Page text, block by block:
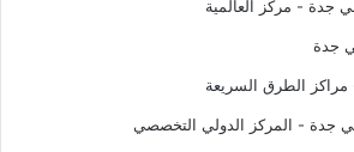
جدة - مركز العالمية
جدة
مراكز الطرق السريعة
جدة - المركز الدولي التخصصي